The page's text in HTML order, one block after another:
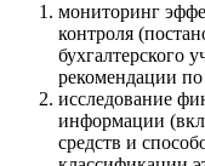
мониторинг
контроля
бухгалтерского
рекомендации
исследование
информации
средств и